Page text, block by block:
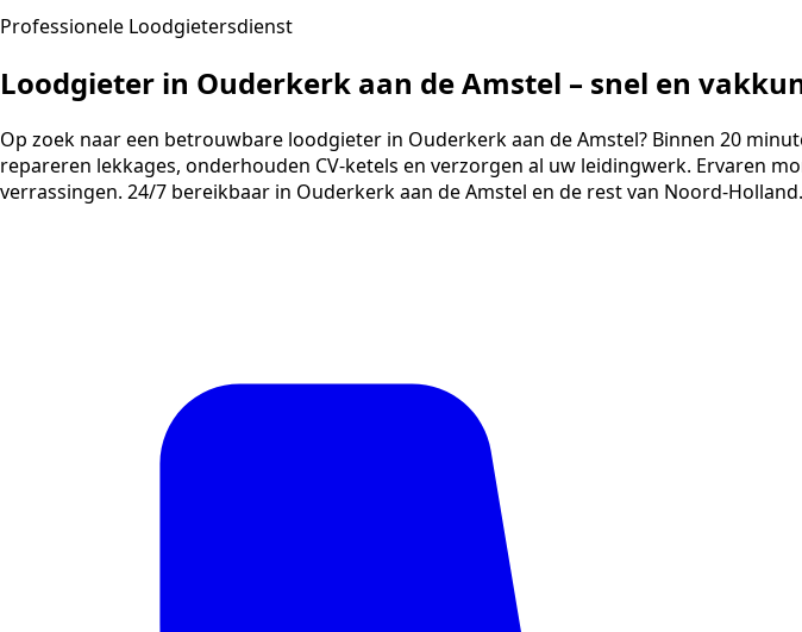
Professionele Loodgietersdienst
Loodgieter in Ouderkerk aan de Amstel – snel en
Op zoek naar een betrouwbare loodgieter in Ouderkerk aan de Amstel? Binnen 20
repareren lekkages, onderhouden CV-ketels en verzorgen al uw leidingwerk. Ervaren
verrassingen. 24/7 bereikbaar in Ouderkerk aan de Amstel en de rest van Noord-Holland.